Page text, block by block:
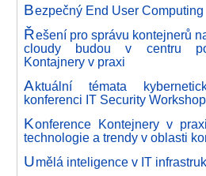
Bezpečný End User Computing
Řešení pro správu kontejnerů
cloudy budou v centru
Kontajnery v praxi
Aktuální témata
konferenci IT Security Workshop
Konference Kontejnery v
technologie a trendy v oblasti
Umělá inteligence v IT